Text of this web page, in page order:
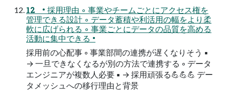
12 • 採用理由 ◦ 事業やチームごとにアクセス権を
管理できる設計 ◦ データ蓄積や利活用の幅をより柔
軟に広げられる ◦ 事業ごとにデータの品質を高める
活動に集中できる •
採用前の心配事 ◦ 事業部間の連携が遅くなりそう ▪
→ 一旦できなくなるが別の方法で連携する ◦ データ
エンジニアが複数人必要 ▪ → 採用頑張る💪💪💪 デー
タメッシュへの移行理由と背景